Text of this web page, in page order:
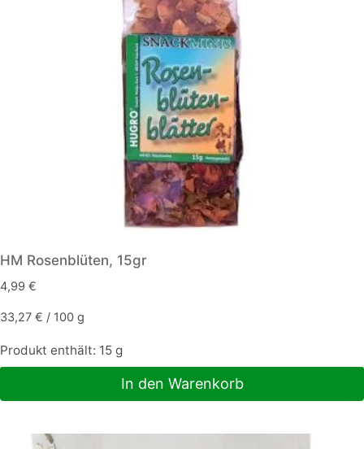
HM Rosenblüten, 15gr
4,99 €
33,27 € / 100 g
Produkt enthält: 15 g
In den Warenkorb